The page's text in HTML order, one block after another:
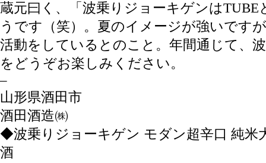
蔵元曰く、「波乗りジョーキゲンはTUBE
うです（笑）。夏のイメージが強いです
活動をしているとのこと。年間通じて、
をどうぞお楽しみください。
–
山形県酒田市
酒田酒造㈱
◆波乗りジョーキゲン モダン超辛口 純米
酒